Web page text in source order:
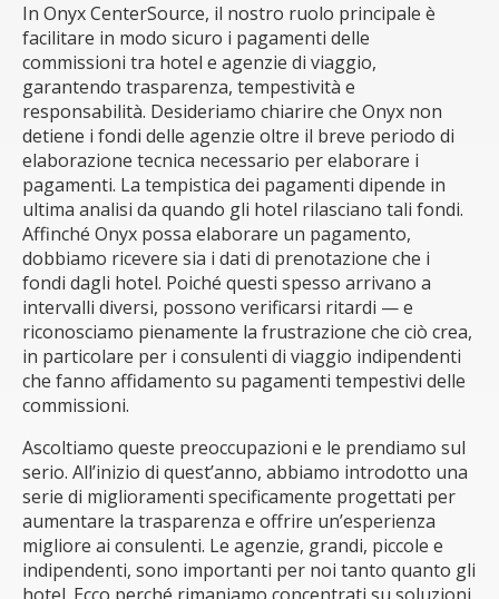
In Onyx CenterSource, il nostro ruolo principale è
facilitare in modo sicuro i pagamenti delle
commissioni tra hotel e agenzie di viaggio,
garantendo trasparenza, tempestività e
responsabilità. Desideriamo chiarire che Onyx non
detiene i fondi delle agenzie oltre il breve periodo di
elaborazione tecnica necessario per elaborare i
pagamenti. La tempistica dei pagamenti dipende in
ultima analisi da quando gli hotel rilasciano tali fondi.
Affinché Onyx possa elaborare un pagamento,
dobbiamo ricevere sia i dati di prenotazione che i
fondi dagli hotel. Poiché questi spesso arrivano a
intervalli diversi, possono verificarsi ritardi — e
riconosciamo pienamente la frustrazione che ciò crea,
in particolare per i consulenti di viaggio indipendenti
che fanno affidamento su pagamenti tempestivi delle
commissioni.
Ascoltiamo queste preoccupazioni e le prendiamo sul
serio. All’inizio di quest’anno, abbiamo introdotto una
serie di miglioramenti specificamente progettati per
aumentare la trasparenza e offrire un’esperienza
migliore ai consulenti. Le agenzie, grandi, piccole e
indipendenti, sono importanti per noi tanto quanto gli